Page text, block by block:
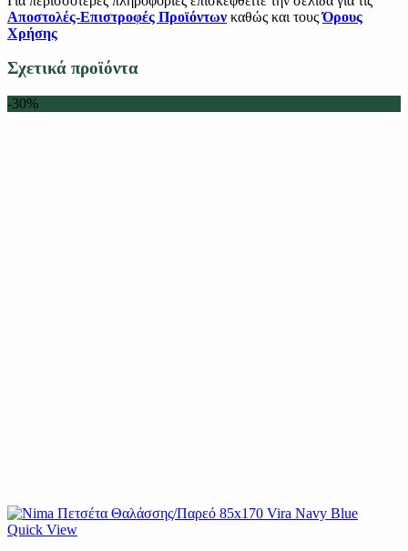
Αποστολές-Επιστροφές Προϊόντων καθώς και τουςΌρους
Χρήσης
Σχετικά προϊόντα
-30%
Quick View